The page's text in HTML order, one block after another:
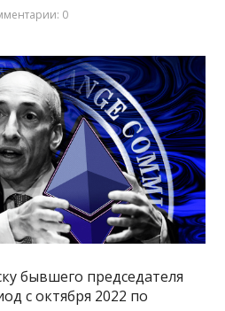
0
бывшего председателя
с октября 2022 по